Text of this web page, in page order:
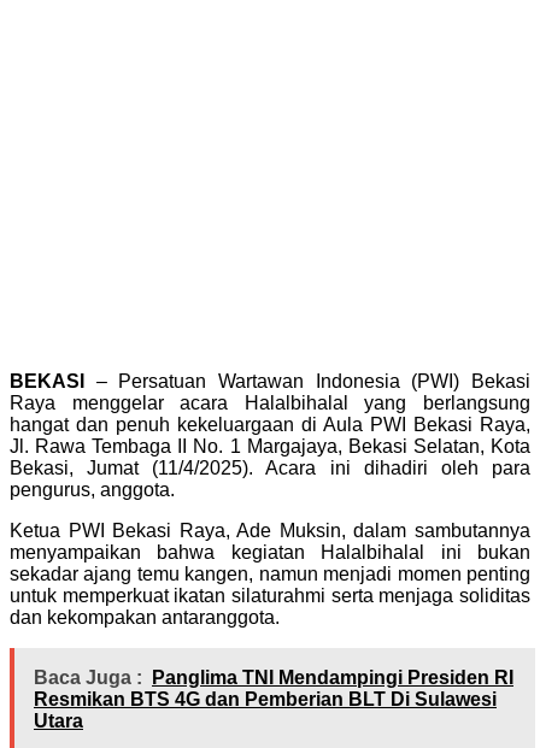
BEKASI
– Persatuan Wartawan Indonesia (PWI) Bekasi
Raya menggelar acara Halalbihalal yang berlangsung
hangat dan penuh kekeluargaan di Aula PWI Bekasi Raya,
Jl. Rawa Tembaga II No. 1 Margajaya, Bekasi Selatan, Kota
Bekasi, Jumat (11/4/2025). Acara ini dihadiri oleh para
pengurus, anggota.
Ketua PWI Bekasi Raya, Ade Muksin, dalam sambutannya
menyampaikan bahwa kegiatan Halalbihalal ini bukan
sekadar ajang temu kangen, namun menjadi momen penting
untuk memperkuat ikatan silaturahmi serta menjaga soliditas
dan kekompakan antaranggota.
Baca Juga :
Panglima TNI Mendampingi Presiden RI
Resmikan BTS 4G dan Pemberian BLT Di Sulawesi
Utara